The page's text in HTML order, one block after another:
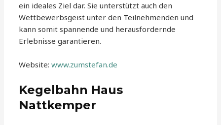
ein ideales Ziel dar. Sie unterstützt auch den
Wettbewerbsgeist unter den Teilnehmenden und
kann somit spannende und herausfordernde
Erlebnisse garantieren.
Website:www.zumstefan.de
Kegelbahn Haus
Nattkemper